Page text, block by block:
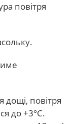
повітря
дощі, повітря
до +3°С.